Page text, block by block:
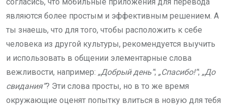
являются более простым и эффективным решением. А
ты знаешь, что для того, чтобы расположить к себе
человека из другой культуры, рекомендуется выучить
и использовать в общении элементарные слова
вежливости, например: „Добрый день”; „Спасибо!”; „До
свидания”? Эти слова просты, но в то же время
окружающие оценят попытку влиться в новую для тебя